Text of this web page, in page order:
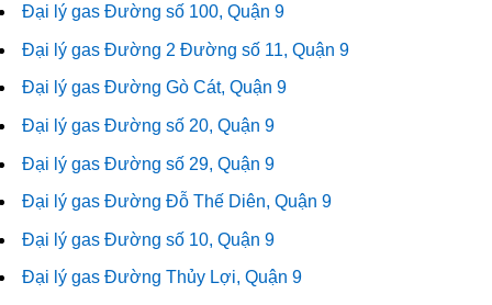
Đại lý gas Đường số 100, Quận 9
Đại lý gas Đường 2 Đường số 11, Quận 9
Đại lý gas Đường Gò Cát, Quận 9
Đại lý gas Đường số 20, Quận 9
Đại lý gas Đường số 29, Quận 9
Đại lý gas Đường Đỗ Thế Diên, Quận 9
Đại lý gas Đường số 10, Quận 9
Đại lý gas Đường Thủy Lợi, Quận 9